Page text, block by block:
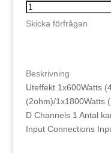
Hifonics
Generation
Skicka förfrågan
Beskrivning
Uteffekt 1x600Watts
(2ohm)/1x1800Watts
D Channels 1 Antal
Input Connections